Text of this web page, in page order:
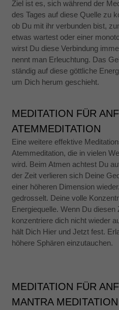
Ziel ist es, sich während der
des Tages auf diese Quelle zu
ob Du mit ihr verbunden bist,
etwas wartest oder einer
wirst Du diese Verbindung
nennt man Erleuchtung. Das
ständig auf diese göttliche
um Dich herum geschieht.
MEDITATION FÜR
ATEMMEDITATION
Eine weitere effektive
Atemmeditation, die in vielen
wird. Beim Atmen achtest Du
der Zeit verlieren sich Deine
einer höheren Dimension
gedrosselt. Deine volle
Energiequelle. Wenn Du diesen
konzentriere dich nicht wieder
hält Dich Hier und Jetzt fest.
höhere Sphären einzutauchen.
MEDITATION FÜR
MANTRA MEDITATION